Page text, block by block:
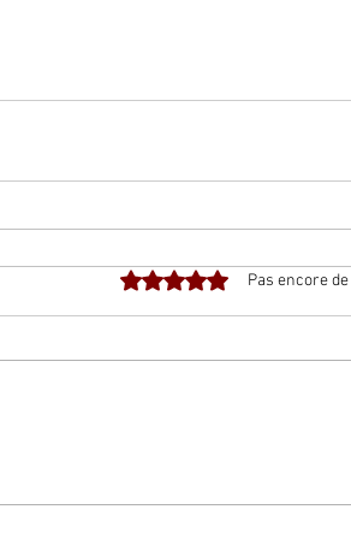
Noté 0 étoile sur 5.
Pas encore